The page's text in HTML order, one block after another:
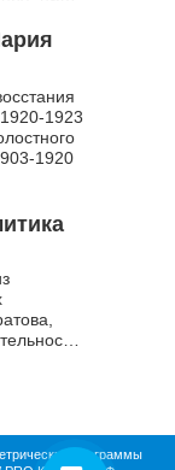
1923
1920
программы